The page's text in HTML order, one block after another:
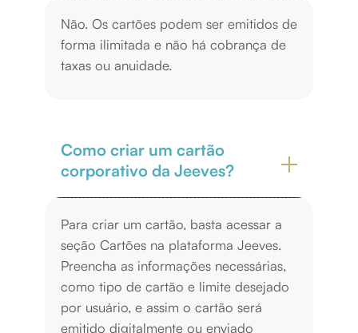
Não. Os cartões podem ser emitidos de
forma ilimitada e não há cobrança de
taxas ou anuidade.
Como criar um cartão
corporativo da Jeeves?
Para criar um cartão, basta acessar a
seção Cartões na plataforma Jeeves.
Preencha as informações necessárias,
como tipo de cartão e limite desejado
por usuário, e assim o cartão será
emitido digitalmente ou enviado